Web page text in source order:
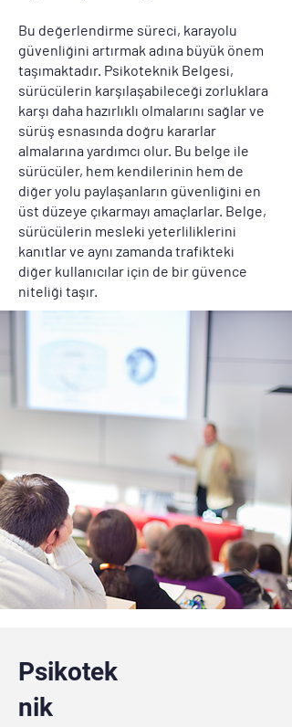
Bu değerlendirme süreci, karayolu
güvenliğini artırmak adına büyük önem
taşımaktadır. Psikoteknik Belgesi,
sürücülerin karşılaşabileceği zorluklara
karşı daha hazırlıklı olmalarını sağlar ve
sürüş esnasında doğru kararlar
almalarına yardımcı olur. Bu belge ile
sürücüler, hem kendilerinin hem de
diğer yolu paylaşanların güvenliğini en
üst düzeye çıkarmayı amaçlarlar. Belge,
sürücülerin mesleki yeterliliklerini
kanıtlar ve aynı zamanda trafikteki
diğer kullanıcılar için de bir güvence
niteliği taşır.
Psikotek
nik